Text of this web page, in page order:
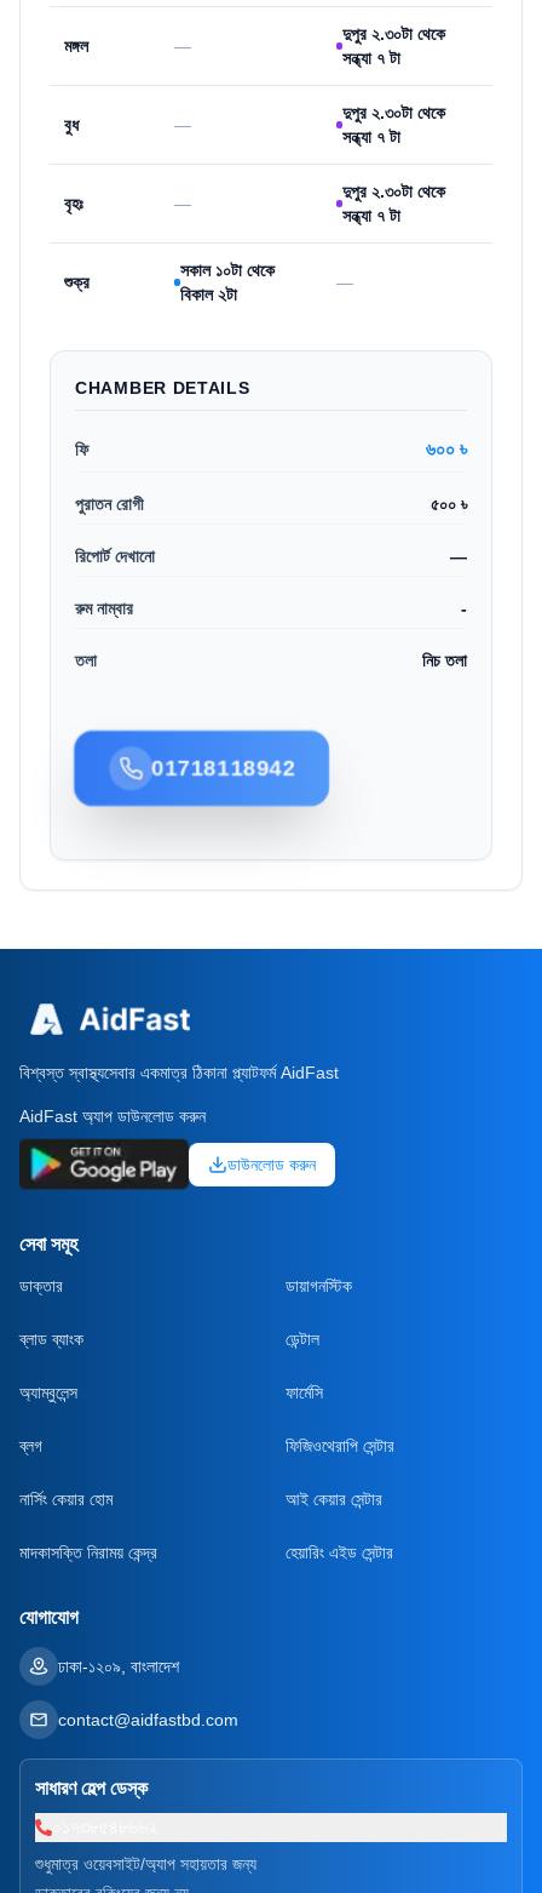
মঙ্গল —
দুপুর ২.৩০টা থেকে
সন্ধ্যা ৭ টা
বুধ —
দুপুর ২.৩০টা থেকে
সন্ধ্যা ৭ টা
বৃহঃ —
দুপুর ২.৩০টা থেকে
সন্ধ্যা ৭ টা
শুক্র
সকাল ১০টা থেকে
বিকাল ২টা
—
CHAMBER DETAILS
ফি ৬০০ ৳
পুরাতন রোগী ৫০০ ৳
রিপোর্ট দেখানো —
রুম নাম্বার -
তলা নিচ তলা
01718118942
বিশ্বস্ত স্বাস্থ্যসেবার একমাত্র ঠিকানা প্ল্যাটফর্ম AidFast
AidFast অ্যাপ ডাউনলোড করুন
ডাউনলোড করুন
সেবা সমূহ
ডাক্তার ডায়াগনস্টিক
ব্লাড ব্যাংক ডেন্টাল
অ্যাম্বুলেন্স ফার্মেসি
ব্লগ ফিজিওথেরাপি সেন্টার
নার্সিং কেয়ার হোম আই কেয়ার সেন্টার
মাদকাসক্তি নিরাময় কেন্দ্র হেয়ারিং এইড সেন্টার
যোগাযোগ
ঢাকা-১২০৯, বাংলাদেশ
contact@aidfastbd.com
সাধারণ হেল্প ডেস্ক
শুধুমাত্র ওয়েবসাইট/অ্যাপ সহায়তার জন্য